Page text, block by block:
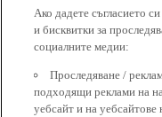
Ако дадете съгласието
и бисквитки за
социалните медии:
Проследяване /
подходящи реклами на
уебсайт и на